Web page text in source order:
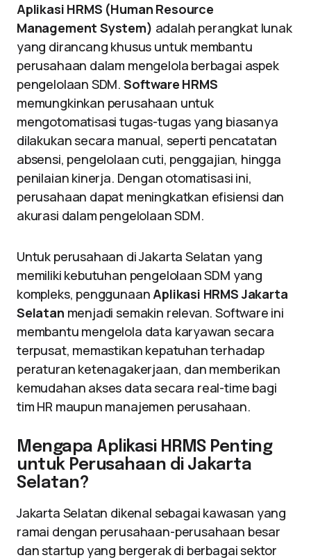
Aplikasi HRMS (Human Resource
Management System) adalah perangkat lunak
yang dirancang khusus untuk membantu
perusahaan dalam mengelola berbagai aspek
pengelolaan SDM. Software HRMS
memungkinkan perusahaan untuk
mengotomatisasi tugas-tugas yang biasanya
dilakukan secara manual, seperti pencatatan
absensi, pengelolaan cuti, penggajian, hingga
penilaian kinerja. Dengan otomatisasi ini,
perusahaan dapat meningkatkan efisiensi dan
akurasi dalam pengelolaan SDM.
Untuk perusahaan di Jakarta Selatan yang
memiliki kebutuhan pengelolaan SDM yang
kompleks, penggunaanAplikasi HRMS Jakarta
Selatan menjadi semakin relevan. Software ini
membantu mengelola data karyawan secara
terpusat, memastikan kepatuhan terhadap
peraturan ketenagakerjaan, dan memberikan
kemudahan akses data secara real-time bagi
tim HR maupun manajemen perusahaan.
Mengapa Aplikasi HRMS Penting
untuk Perusahaan di Jakarta
Selatan?
Jakarta Selatan dikenal sebagai kawasan yang
ramai dengan perusahaan-perusahaan besar
dan startup yang bergerak di berbagai sektor